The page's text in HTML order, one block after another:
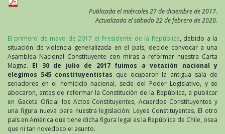
Publicada el miércoles 27 de diciembre de 2017.
Actualizada el sábado 22 de febrero de 2020.
El primero de mayo de 2017 el Presidente de la República, debido a la
situación de violencia generalizada en el país, decide convocar a una
Asamblea Nacional Constituyente con miras a reformar nuestra Carta
Magna. El 30 de julio de 2017 fuimos a votación nacional y
elegimos 545 constituyentistas que ocuparon la antigua sala de
senadores en el hemiciclo nacional, sede del Poder Legislativo, y se
abocaron, antes de reformar la Constitución de la República, a publicar
en Gaceta Oficial los Actos Constituyentes, Acuerdos Constituyentes y
una figura nueva para nuestra legislación: Leyes Constituyentes. El otro
país en América que tiene dicha figura legal es la República de Chile, osea
que ni tan novedoso el asunto.